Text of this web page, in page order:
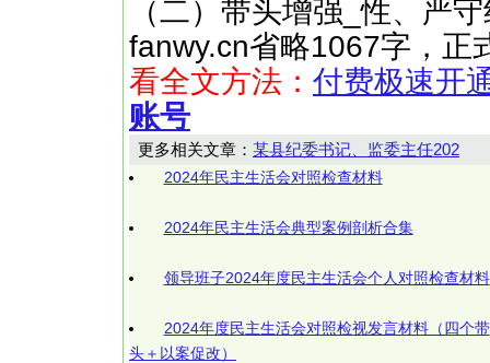
（二）带头增强_性、
fanwy.cn省略1067字，
看全文方法： 付费极速开
账号
更多相关文章： 某县纪委书记、监委主任202
2024年民主生活会对照检查材料
2024年民主生活会典型案例剖析合集
领导班子2024年度民主生活会个人对照检查材料
2024年度民主生活会对照检视发言材料（四个带
头＋以案促改）